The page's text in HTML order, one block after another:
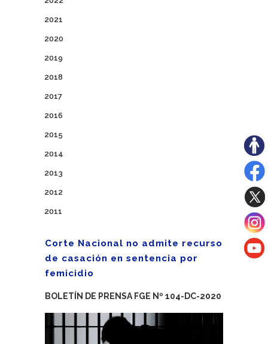
2021
2020
2019
2018
2017
2016
2015
2014
2013
2012
2011
Corte Nacional no admite recurso
de casación en sentencia por
femicidio
BOLETÍN DE PRENSA FGE Nº 104-DC-2020